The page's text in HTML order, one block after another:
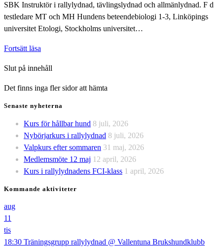
SBK Instruktör i rallylydnad, tävlingslydnad och allmänlydnad. F d
testledare MT och MH Hundens beteendebiologi 1-3, Linköpings
universitet Etologi, Stockholms universitet…
Fortsätt läsa
Slut på innehåll
Det finns inga fler sidor att hämta
Senaste nyheterna
Kurs för hållbar hund 8 juli, 2026
Nybörjarkurs i rallylydnad 8 juli, 2026
Valpkurs efter sommaren 31 maj, 2026
Medlemsmöte 12 maj 12 april, 2026
Kurs i rallylydnadens FCI-klass 1 april, 2026
Kommande aktiviteter
aug
11
tis
18:30 Träningsgrupp rallylydnad @ Vallentuna Brukshundklubb